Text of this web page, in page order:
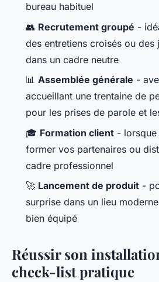
bureau habituel
👥 Recrutement groupé -
des entretiens croisés ou des
dans un cadre neutre
📊 Assemblée générale -
accueillant une trentaine de
pour les prises de parole et
🎓 Formation client - lorsque
former vos partenaires ou
cadre professionnel
🚀 Lancement de produit -
surprise dans un lieu
bien équipé
Réussir son
check-list pratique